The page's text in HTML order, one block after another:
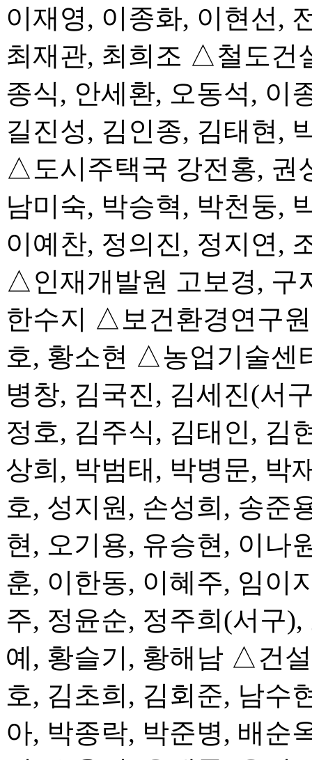
이재영, 이종화, 이현선,
최재관, 최희조 △철도건
종식, 안세환, 오동석, 이
길진성, 김인종, 김태현,
△도시주택국 강전홍, 권
남미숙, 박승혁, 박천둥,
이예찬, 정의진, 정지연,
△인재개발원 고보경, 구
한수지 △보건환경연구
호, 황소현 △농업기술센
병창, 김국진, 김세진(서
정호, 김주식, 김태인, 김
상희, 박범태, 박병문, 박
호, 성지원, 손성희, 송준
현, 오기용, 유승현, 이나
훈, 이한동, 이혜주, 임이
주, 정윤순, 정주희(서구
예, 황슬기, 황해남 △건
호, 김초희, 김회준, 남수
아, 박종락, 박준병, 배순